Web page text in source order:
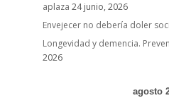
aplaza 24 junio, 2026
Envejecer no debería doler
Longevidad y demencia.
2026
agosto